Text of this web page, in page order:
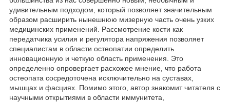
удивительным подходом, который позволяет значительным
образом расширить нынешнюю мизерную часть очень узких
медицинских применений. Рассмотрение кости как
передатчика усилия и регулятора напряжения позволяет
специалистам в области остеопатии определить
инновационную и четкую область применения. Это
определенно опровергает расхожее мнение, что работа
остеопата сосредоточена исключительно на суставах,
мышцах и фасциях. Помимо этого, автор знакомит читателя с
научными открытиями в области иммунитета,